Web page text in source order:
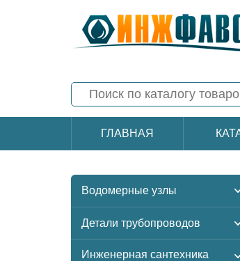
ГЛАВНАЯ
Водомерные узлы
Детали трубопроводов
Инженерная сантехника